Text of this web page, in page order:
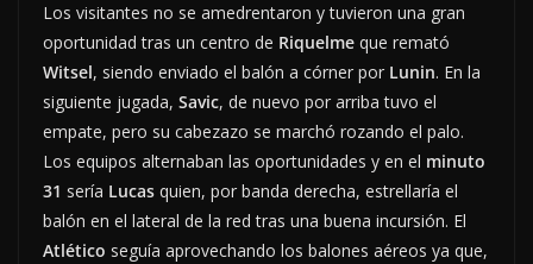
Los visitantes no se amedrentaron y tuvieron una gran
oportunidad tras un centro de Riquelme que remató
Witsel, siendo enviado el balón a córner por Lunin. En la
siguiente jugada, Savic, de nuevo por arriba tuvo el
empate, pero su cabezazo se marchó rozando el palo.
Los equipos alternaban las oportunidades y en el minuto
31 sería Lucas quien, por banda derecha, estrellaría el
balón en el lateral de la red tras una buena incursión. El
Atlético seguía aprovechando los balones aéreos ya que,